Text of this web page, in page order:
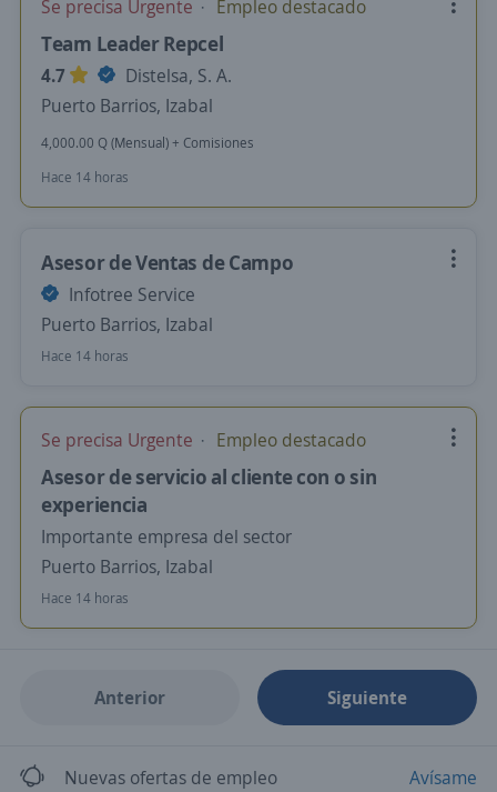
Se precisa Urgente Empleo destacado
Team Leader Repcel
4.7
Distelsa, S. A.
Puerto Barrios, Izabal
4,000.00 Q (Mensual) + Comisiones
Hace 14 horas
Asesor de Ventas de Campo
Infotree Service
Puerto Barrios, Izabal
Hace 14 horas
Se precisa Urgente Empleo destacado
Asesor de servicio al cliente con o sin
experiencia
Importante empresa del sector
Puerto Barrios, Izabal
Hace 14 horas
Anterior Siguiente
Nuevas ofertas de empleo Avísame